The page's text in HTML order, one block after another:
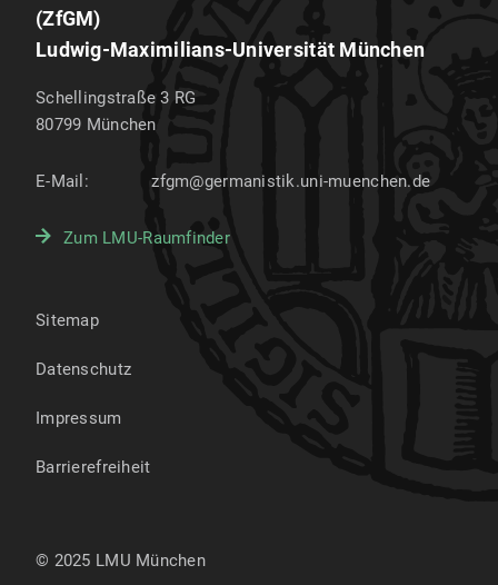
(ZfGM)
Ludwig-Maximilians-Universität München
Schellingstraße 3 RG
80799 München
E-Mail: zfgm@germanistik.uni-muenchen.de
Zum LMU-Raumfinder
Sitemap
Datenschutz
Impressum
Barrierefreiheit
© 2025 LMU München